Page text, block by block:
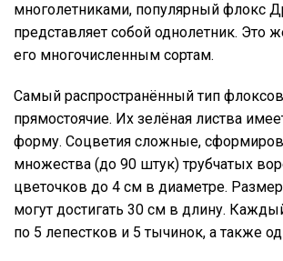
многолетниками, популярный флокс
представляет собой однолетник. Это
его многочисленным сортам.
Самый распространённый тип
прямостоячие. Их зелёная листва
форму. Соцветия сложные,
множества (до 90 штук) трубчатых
цветочков до 4 см в диаметре.
могут достигать 30 см в длину.
по 5 лепестков и 5 тычинок, а также